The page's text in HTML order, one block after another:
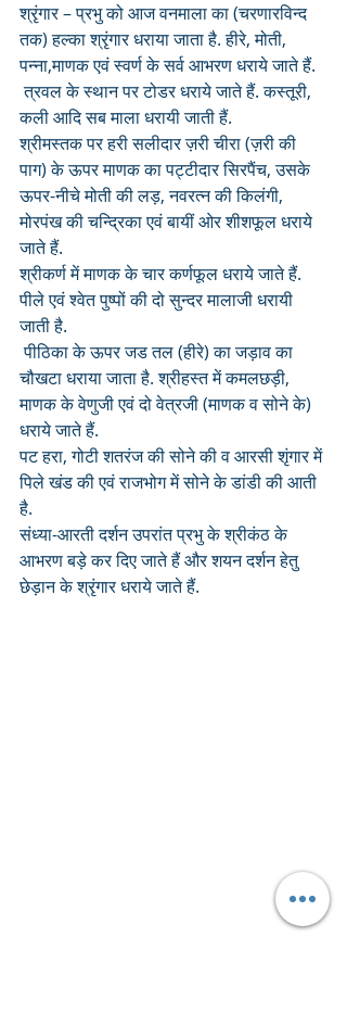
श्रृंगार – प्रभु को आज वनमाला का (चरणारविन्द
तक) हल्का श्रृंगार धराया जाता है. हीरे, मोती,
पन्ना,माणक एवं स्वर्ण के सर्व आभरण धराये जाते हैं.
त्रवल के स्थान पर टोडर धराये जाते हैं. कस्तूरी,
कली आदि सब माला धरायी जाती हैं.
श्रीमस्तक पर हरी सलीदार ज़री चीरा (ज़री की
पाग) के ऊपर माणक का पट्टीदार सिरपैंच, उसके
ऊपर-नीचे मोती की लड़, नवरत्न की किलंगी,
मोरपंख की चन्द्रिका एवं बायीं ओर शीशफूल धराये
जाते हैं.
श्रीकर्ण में माणक के चार कर्णफूल धराये जाते हैं.
पीले एवं श्वेत पुष्पों की दो सुन्दर मालाजी धरायी
जाती है.
पीठिका के ऊपर जड तल (हीरे) का जड़ाव का
चौखटा धराया जाता है. श्रीहस्त में कमलछड़ी,
माणक के वेणुजी एवं दो वेत्रजी (माणक व सोने के)
धराये जाते हैं.
पट हरा, गोटी शतरंज की सोने की व आरसी शृंगार में
पिले खंड की एवं राजभोग में सोने के डांडी की आती
है.
संध्या-आरती दर्शन उपरांत प्रभु के श्रीकंठ के
आभरण बड़े कर दिए जाते हैं और शयन दर्शन हेतु
छेड़ान के श्रृंगार धराये जाते हैं.